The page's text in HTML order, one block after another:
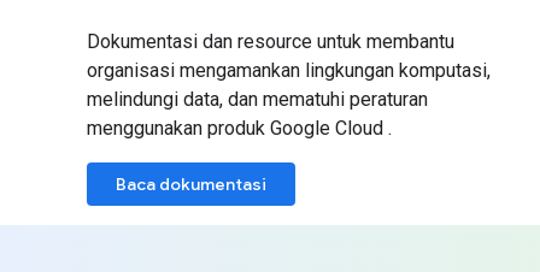
Dokumentasi dan resource untuk membantu
organisasi mengamankan lingkungan komputasi,
melindungi data, dan mematuhi peraturan
menggunakan produk Google Cloud .
Baca dokumentasi